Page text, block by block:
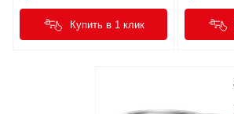
Купить в 1 клик